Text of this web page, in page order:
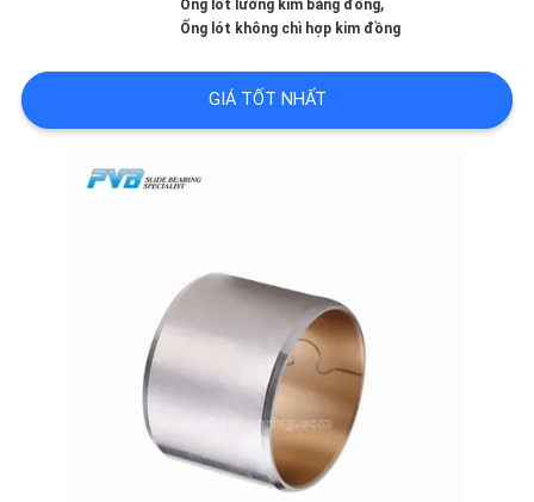
DIỄN
VR
Ống lót lưỡng kim bằng đồng
Ống lót không chì hợp kim đồng
GIÁ TỐT NHẤT